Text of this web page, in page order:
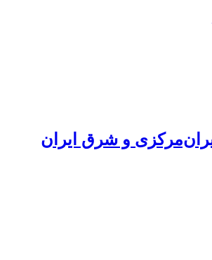
و شرق ایران